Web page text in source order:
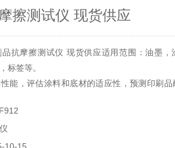
擦测试仪 现货供应
抗摩擦测试仪 现货供应适用范围：油墨，
标签等。
能，评估涂料和底材的适应性，预测印刷品
产，印刷，包装，包装开发。